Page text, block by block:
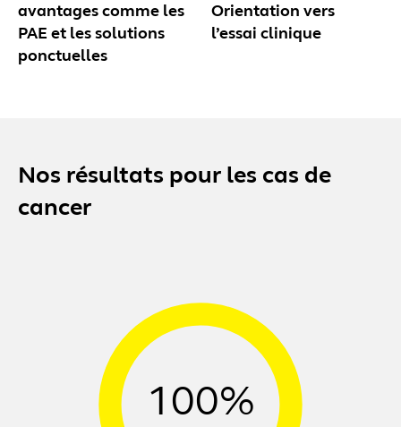
avantages comme les
PAE et les solutions
ponctuelles
Orientation vers
l’essai clinique
Nos résultats pour les cas de
cancer
100%